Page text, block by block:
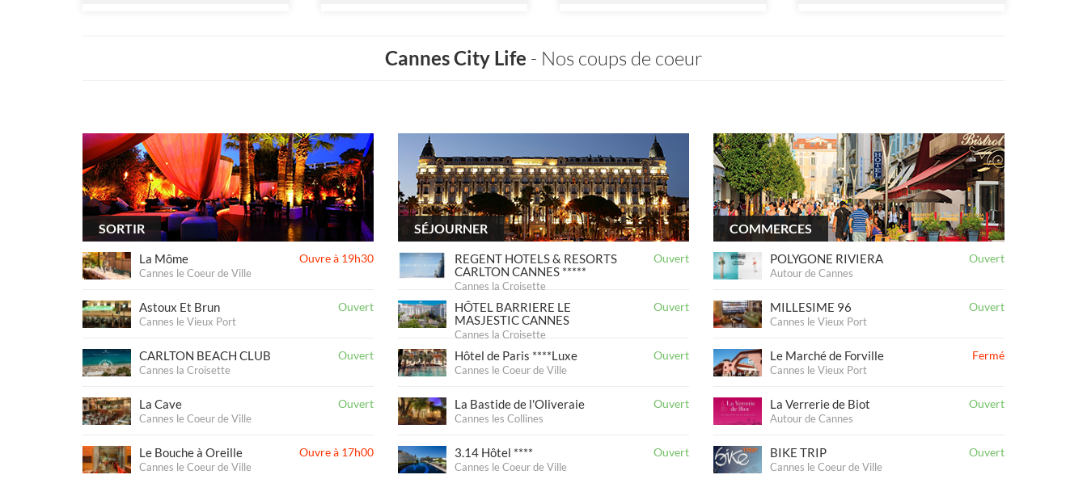
Cannes City Life - Nos coups de coeur
SORTIR
La Môme
Cannes le Coeur de Ville
Ouvre à 19h30
Astoux Et Brun
Cannes le Vieux Port
Ouvert
CARLTON BEACH CLUB
Cannes la Croisette
Ouvert
La Cave
Cannes le Coeur de Ville
Ouvert
Le Bouche à Oreille
Cannes le Coeur de Ville
Ouvre à 17h00
SÉJOURNER
REGENT HOTELS & RESORTS
CARLTON CANNES *****
Cannes la Croisette
Ouvert
HÔTEL BARRIERE LE
MASJESTIC CANNES
Cannes la Croisette
Ouvert
Hôtel de Paris ****Luxe
Cannes le Coeur de Ville
Ouvert
La Bastide de l'Oliveraie
Cannes les Collines
Ouvert
3.14 Hôtel ****
Cannes le Coeur de Ville
Ouvert
COMMERCES
POLYGONE RIVIERA
Autour de Cannes
Ouvert
MILLESIME 96
Cannes le Vieux Port
Ouvert
Le Marché de Forville
Cannes le Vieux Port
Fermé
La Verrerie de Biot
Autour de Cannes
Ouvert
BIKE TRIP
Cannes le Coeur de Ville
Ouvert